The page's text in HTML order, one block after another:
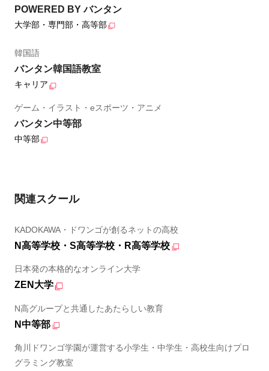
POWERED BY バンタン
大学部・専門部・高等部
韓国語
バンタン韓国語教室
キャリア
ゲーム・イラスト・eスポーツ・アニメ
バンタン中等部
中等部
関連スクール
KADOKAWA・ドワンゴが創るネットの高校
N高等学校・S高等学校・R高等学校
日本発の本格的なオンライン大学
ZEN大学
N高グループと共通したあたらしい教育
N中等部
角川ドワンゴ学園が運営する小学生・中学生・高校生向けプロ
グラミング教室